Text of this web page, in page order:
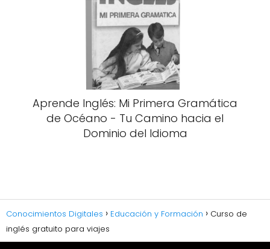
Aprende Inglés: Mi Primera Gramática
de Océano - Tu Camino hacia el
Dominio del Idioma
Conocimientos Digitales Educación y Formación
Curso de
inglés gratuito para viajes